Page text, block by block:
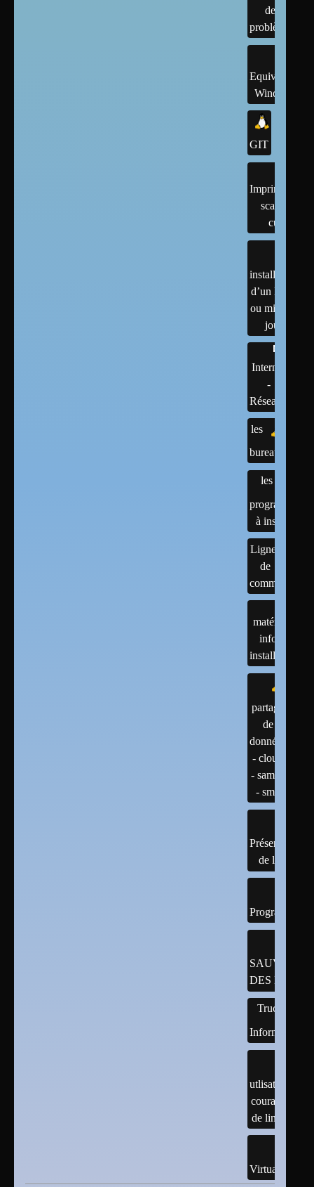
de
problème
Equivalents
Windows
GIT
Imprimantes,
scanner,
cups
installation
d’un linux
ou mises à
jour
Internet
-
Réseaux
les
bureaux
les
programmes
à installer
Lignes
de
commandes
matériels :
infos et
installations
partage
de
données
- cloud
- samba
- smb
Présentation
de linux
DES
Trucs
Informatiques
utlisation
courante
de linux
Virtualisation